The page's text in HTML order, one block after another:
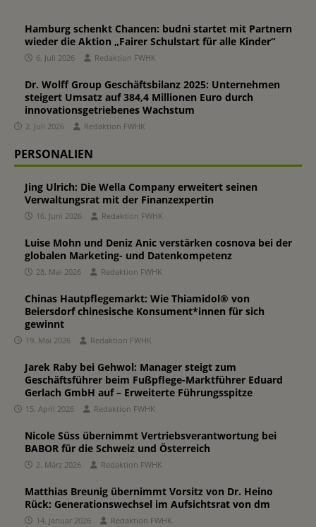
Hamburg schenkt Chancen: budni startet mit Partnern
wieder die Aktion „Fairer Schulstart für alle Kinder“
6. Juli 2026 Redaktion FWHK
Dr. Wolff Group Geschäftsbilanz 2025: Unternehmen
steigert Umsatz auf 384,4 Millionen Euro durch
innovationsgetriebenes Wachstum
2. Juli 2026 Redaktion FWHK
PERSONALIEN
Jing Ulrich: Die Wella Company erweitert seinen
Verwaltungsrat mit der Finanzexpertin
16. Juni 2026 Redaktion FWHK
Luise Mohn und Deniz Anic verstärken cosnova bei der
globalen Marketing- und Datenkompetenz
28. Mai 2026 Redaktion FWHK
Chinas Hautpflegemarkt: Wie Thiamidol® von
Beiersdorf chinesische Konsument*innen für sich
gewinnt
19. Mai 2026 Redaktion FWHK
Jarek Raby bei Gehwol: Manager steigt zum
Geschäftsführer beim Fußpflege-Marktführer Eduard
Gerlach GmbH auf – Erweiterte Führungsspitze
15. April 2026 Redaktion FWHK
Nicole Süss übernimmt Vertriebsverantwortung bei
BABOR für die Schweiz und Österreich
2. März 2026 Redaktion FWHK
Matthias Breunig übernimmt Vorsitz von Dr. Heino
Rück: Generationswechsel im Aufsichtsrat von dm
14. Januar 2026 Redaktion FWHK